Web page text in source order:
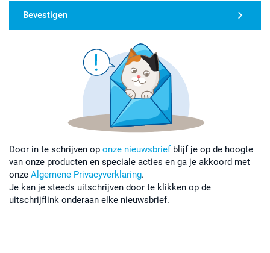
Bevestigen
Door in te schrijven op onze nieuwsbriefblijf je op de hoogte
van onze producten en speciale acties en ga je akkoord met
onze Algemene Privacyverklaring.
Je kan je steeds uitschrijven door te klikken op de
uitschrijflink onderaan elke nieuwsbrief.